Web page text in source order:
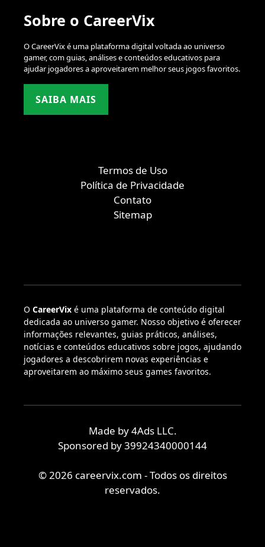
Sobre o CareerVix
O CareerVix é uma plataforma digital voltada ao universo
gamer, com guias, análises e conteúdos educativos para
ajudar jogadores a aproveitarem melhor seus jogos favoritos.
SAIBA MAIS
Termos de Uso
Política de Privacidade
Contato
Sitemap
O CareerVix é uma plataforma de conteúdo digital
dedicada ao universo gamer. Nosso objetivo é oferecer
informações relevantes, guias práticos, análises,
notícias e conteúdos educativos sobre jogos, ajudando
jogadores a descobrirem novas experiências e
aproveitarem ao máximo seus games favoritos.
Made by 4Ads LLC.
Sponsored by 39924340000144
© 2026 careervix.com - Todos os direitos
reservados.